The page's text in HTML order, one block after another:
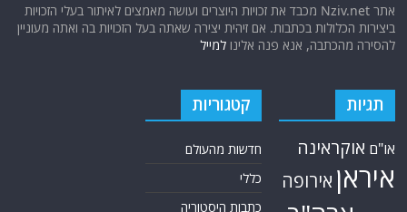
אתר Nziv.net מכבד את זכויות היוצרים ועושה מאמצים לאיתור בעלי הזכויות
ביצירות הכלולות בכתבות. אם זיהית יצירה שאתה בעל הזכויות בה ואתה מעוניין
להסירה מהכתבה, אנא פנה אלינולמייל
תגיות
או"ם אוקראינה
איראן אירופה
קטגוריות
חדשות מהעולם
כללי
כתבות היסטוריה